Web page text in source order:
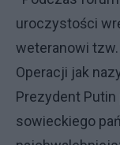
uroczystości
weteranowi
Operacji jak
Prezydent
sowieckiego